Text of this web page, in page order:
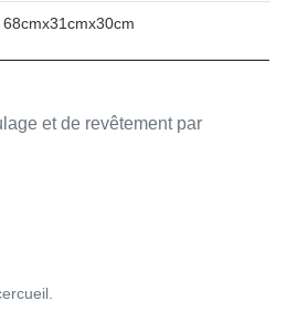
68cmx31cmx30cm
et de revêtement par